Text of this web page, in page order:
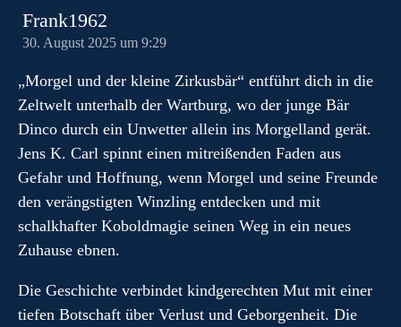
Frank1962
30. August 2025 um 9:29
„Morgel und der kleine Zirkusbär“ entführt dich in die
Zeltwelt unterhalb der Wartburg, wo der junge Bär
Dinco durch ein Unwetter allein ins Morgelland gerät.
Jens K. Carl spinnt einen mitreißenden Faden aus
Gefahr und Hoffnung, wenn Morgel und seine Freunde
den verängstigten Winzling entdecken und mit
schalkhafter Koboldmagie seinen Weg in ein neues
Zuhause ebnen.
Die Geschichte verbindet kindgerechten Mut mit einer
tiefen Botschaft über Verlust und Geborgenheit. Die